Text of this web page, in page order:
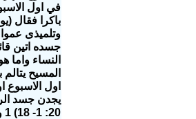
في اول
باكرا فقال (يو 20: 1) 1 وفي اول الاسبوع جاءت مريم المجدلية الى القبر باكرا، والظلام باق. فنظرت الحجر مرفوعا
وتلميذى عمواس
المسيح
يجدن جسد الرب يسوع. 4 وفيما هن محتارات في
20: 1- 18)
1 وفي اول الاسبوع جاءت مريم المجدلية الى القبر باكرا، والظلام باق. فنظرت الحجر مرفوعا عن القبر